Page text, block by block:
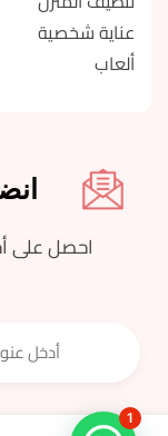
عناية شخصية
ألعاب
احصل على
1